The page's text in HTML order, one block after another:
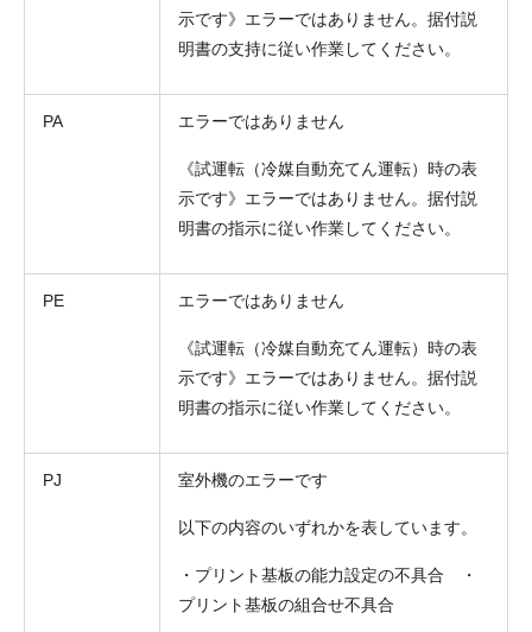
示です》エラーではありません。据付説
明書の支持に従い作業してください。
PA エラーではありません
《試運転（冷媒自動充てん運転）時の表
示です》エラーではありません。据付説
明書の指示に従い作業してください。
PE エラーではありません
《試運転（冷媒自動充てん運転）時の表
示です》エラーではありません。据付説
明書の指示に従い作業してください。
PJ 室外機のエラーです
以下の内容のいずれかを表しています。
・プリント基板の能力設定の不具合 ・
プリント基板の組合せ不具合